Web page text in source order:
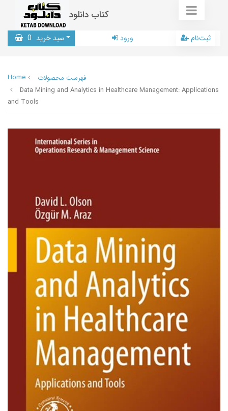
کتاب دانلود
سبد خرید 0 ورود ثبت‌نام
Home
فهرست محصولات
Data Mining and Analytics in Healthcare Management: Applications
and Tools